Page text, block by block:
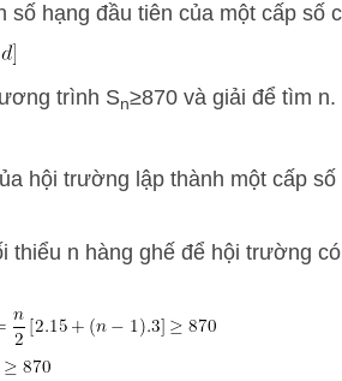
số hạng đầu tiên của một cấp số
trình Sn≥870 và giải để tìm n.
hội trường lập thành một cấp
thiểu n hàng ghế để hội trường